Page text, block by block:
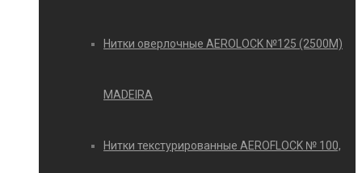
Нитки оверлочные AEROLOCK №125 (2500М)
MADEIRA
Нитки текстурированные AEROFLOCK № 100,